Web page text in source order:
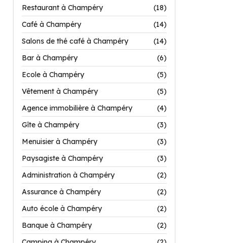
Restaurant à Champéry
(18)
Café à Champéry
(14)
Salons de thé café à Champéry
(14)
Bar à Champéry
(6)
Ecole à Champéry
(5)
Vêtement à Champéry
(5)
Agence immobilière à Champéry
(4)
Gîte à Champéry
(3)
Menuisier à Champéry
(3)
Paysagiste à Champéry
(3)
Administration à Champéry
(2)
Assurance à Champéry
(2)
Auto école à Champéry
(2)
Banque à Champéry
(2)